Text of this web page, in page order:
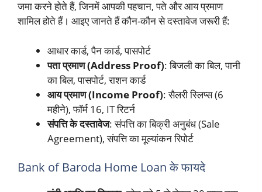
जमा करने होते हैं, जिनमें आपकी पहचान, पते और आय प्रमाण
शामिल होते हैं। आइए जानते हैं कौन-कौन से दस्तावेज जरूरी हैं:
आधार कार्ड, पैन कार्ड, पासपोर्ट
पता प्रमाण (Address Proof): बिजली का बिल, पानी
का बिल, पासपोर्ट, राशन कार्ड
आय प्रमाण (Income Proof): सैलरी स्लिप्स (6
महीने), फॉर्म 16, IT रिटर्न
संपत्ति के दस्तावेज: संपत्ति का बिक्री अनुबंध (Sale
Agreement), संपत्ति का मूल्यांकन रिपोर्ट
Bank of Baroda Home Loan के फायदे